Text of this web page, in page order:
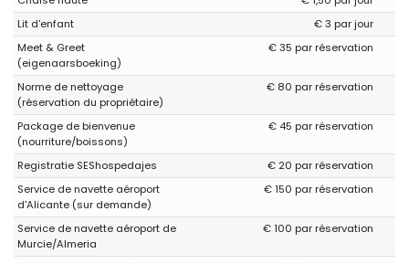
Lit d'enfant
€ 3 par jour
Meet & Greet
(eigenaarsboeking)
€ 35 par réservation
Norme de nettoyage
(réservation du propriétaire)
€ 80 par réservation
Package de bienvenue
(nourriture/boissons)
€ 45 par réservation
Registratie SEShospedajes
€ 20 par réservation
Service de navette aéroport
d'Alicante (sur demande)
€ 150 par réservation
Service de navette aéroport de
Murcie/Almeria
€ 100 par réservation